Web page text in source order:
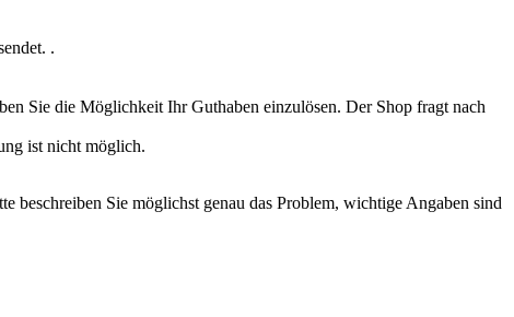
.
Sie die Möglichkeit Ihr Guthaben einzulösen. Der Shop fragt nach
ist nicht möglich.
Sie möglichst genau das Problem, wichtige Angaben sind